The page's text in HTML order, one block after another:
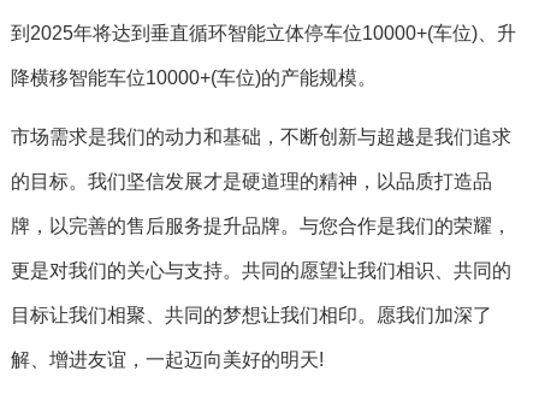
到2025年将达到垂直循环智能立体停车位10000+(车位)、升
降横移智能车位10000+(车位)的产能规模。
市场需求是我们的动力和基础，不断创新与超越是我们追求
的目标。我们坚信发展才是硬道理的精神，以品质打造品
牌，以完善的售后服务提升品牌。与您合作是我们的荣耀，
更是对我们的关心与支持。共同的愿望让我们相识、共同的
目标让我们相聚、共同的梦想让我们相印。愿我们加深了
解、增进友谊，一起迈向美好的明天!